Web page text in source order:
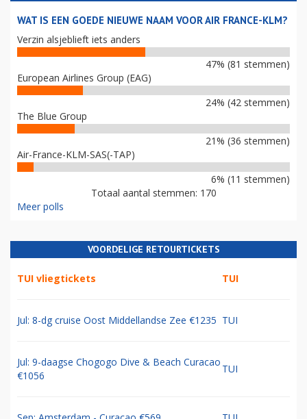
WAT IS EEN GOEDE NIEUWE NAAM VOOR AIR FRANCE-KLM?
Verzin alsjeblieft iets anders
47% (81 stemmen)
European Airlines Group (EAG)
24% (42 stemmen)
The Blue Group
21% (36 stemmen)
Air-France-KLM-SAS(-TAP)
6% (11 stemmen)
Totaal aantal stemmen: 170
Meer polls
VOORDELIGE RETOURTICKETS
TUI vliegtickets TUI
Jul: 8-dg cruise Oost Middellandse Zee €1235 TUI
Jul: 9-daagse Chogogo Dive & Beach Curacao
€1056
TUI